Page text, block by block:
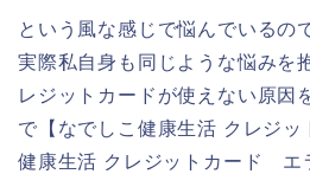
という風な感じで悩んでいるの
実際私自身も同じような悩みを
レジットカードが使えない原因
で【なでしこ健康生活 クレジッ
健康生活 クレジットカード エ